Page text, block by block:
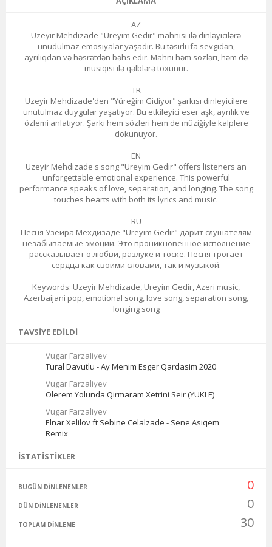
AZ
Uzeyir Mehdizade "Ureyim Gedir" mahnısı ilə dinləyicilərə
unudulmaz emosiyalar yaşadır. Bu təsirli ifa sevgidən,
ayrılıqdan və həsrətdən bəhs edir. Mahnı həm sözləri, həm də
musiqisi ilə qəlblərə toxunur.
TR
Uzeyir Mehdizade'den "Yüreğim Gidiyor" şarkısı dinleyicilere
unutulmaz duygular yaşatıyor. Bu etkileyici eser aşk, ayrılık ve
özlemi anlatıyor. Şarkı hem sözleri hem de müziğiyle kalplere
dokunuyor.
EN
Uzeyir Mehdizade's song "Ureyim Gedir" offers listeners an
unforgettable emotional experience. This powerful
performance speaks of love, separation, and longing. The song
touches hearts with both its lyrics and music.
RU
Песня Узеира Мехдизаде "Ureyim Gedir" дарит слушателям
незабываемые эмоции. Это проникновенное исполнение
рассказывает о любви, разлуке и тоске. Песня трогает
сердца как своими словами, так и музыкой.
Keywords: Uzeyir Mehdizade, Ureyim Gedir, Azeri music,
Azerbaijani pop, emotional song, love song, separation song,
longing song
TAVSIYE EDILDI
Vugar Farzaliyev
Tural Davutlu - Ay Menim Esger Qardasim 2020
Vugar Farzaliyev
Olerem Yolunda Qirmaram Xetrini Seir (YUKLE)
Vugar Farzaliyev
Elnar Xelilov ft Sebine Celalzade - Sene Asiqem
Remix
İSTATISTIKLER
BUGÜN DINLENENLER 0
DÜN DINLENENLER 0
TOPLAM DINLEME 30